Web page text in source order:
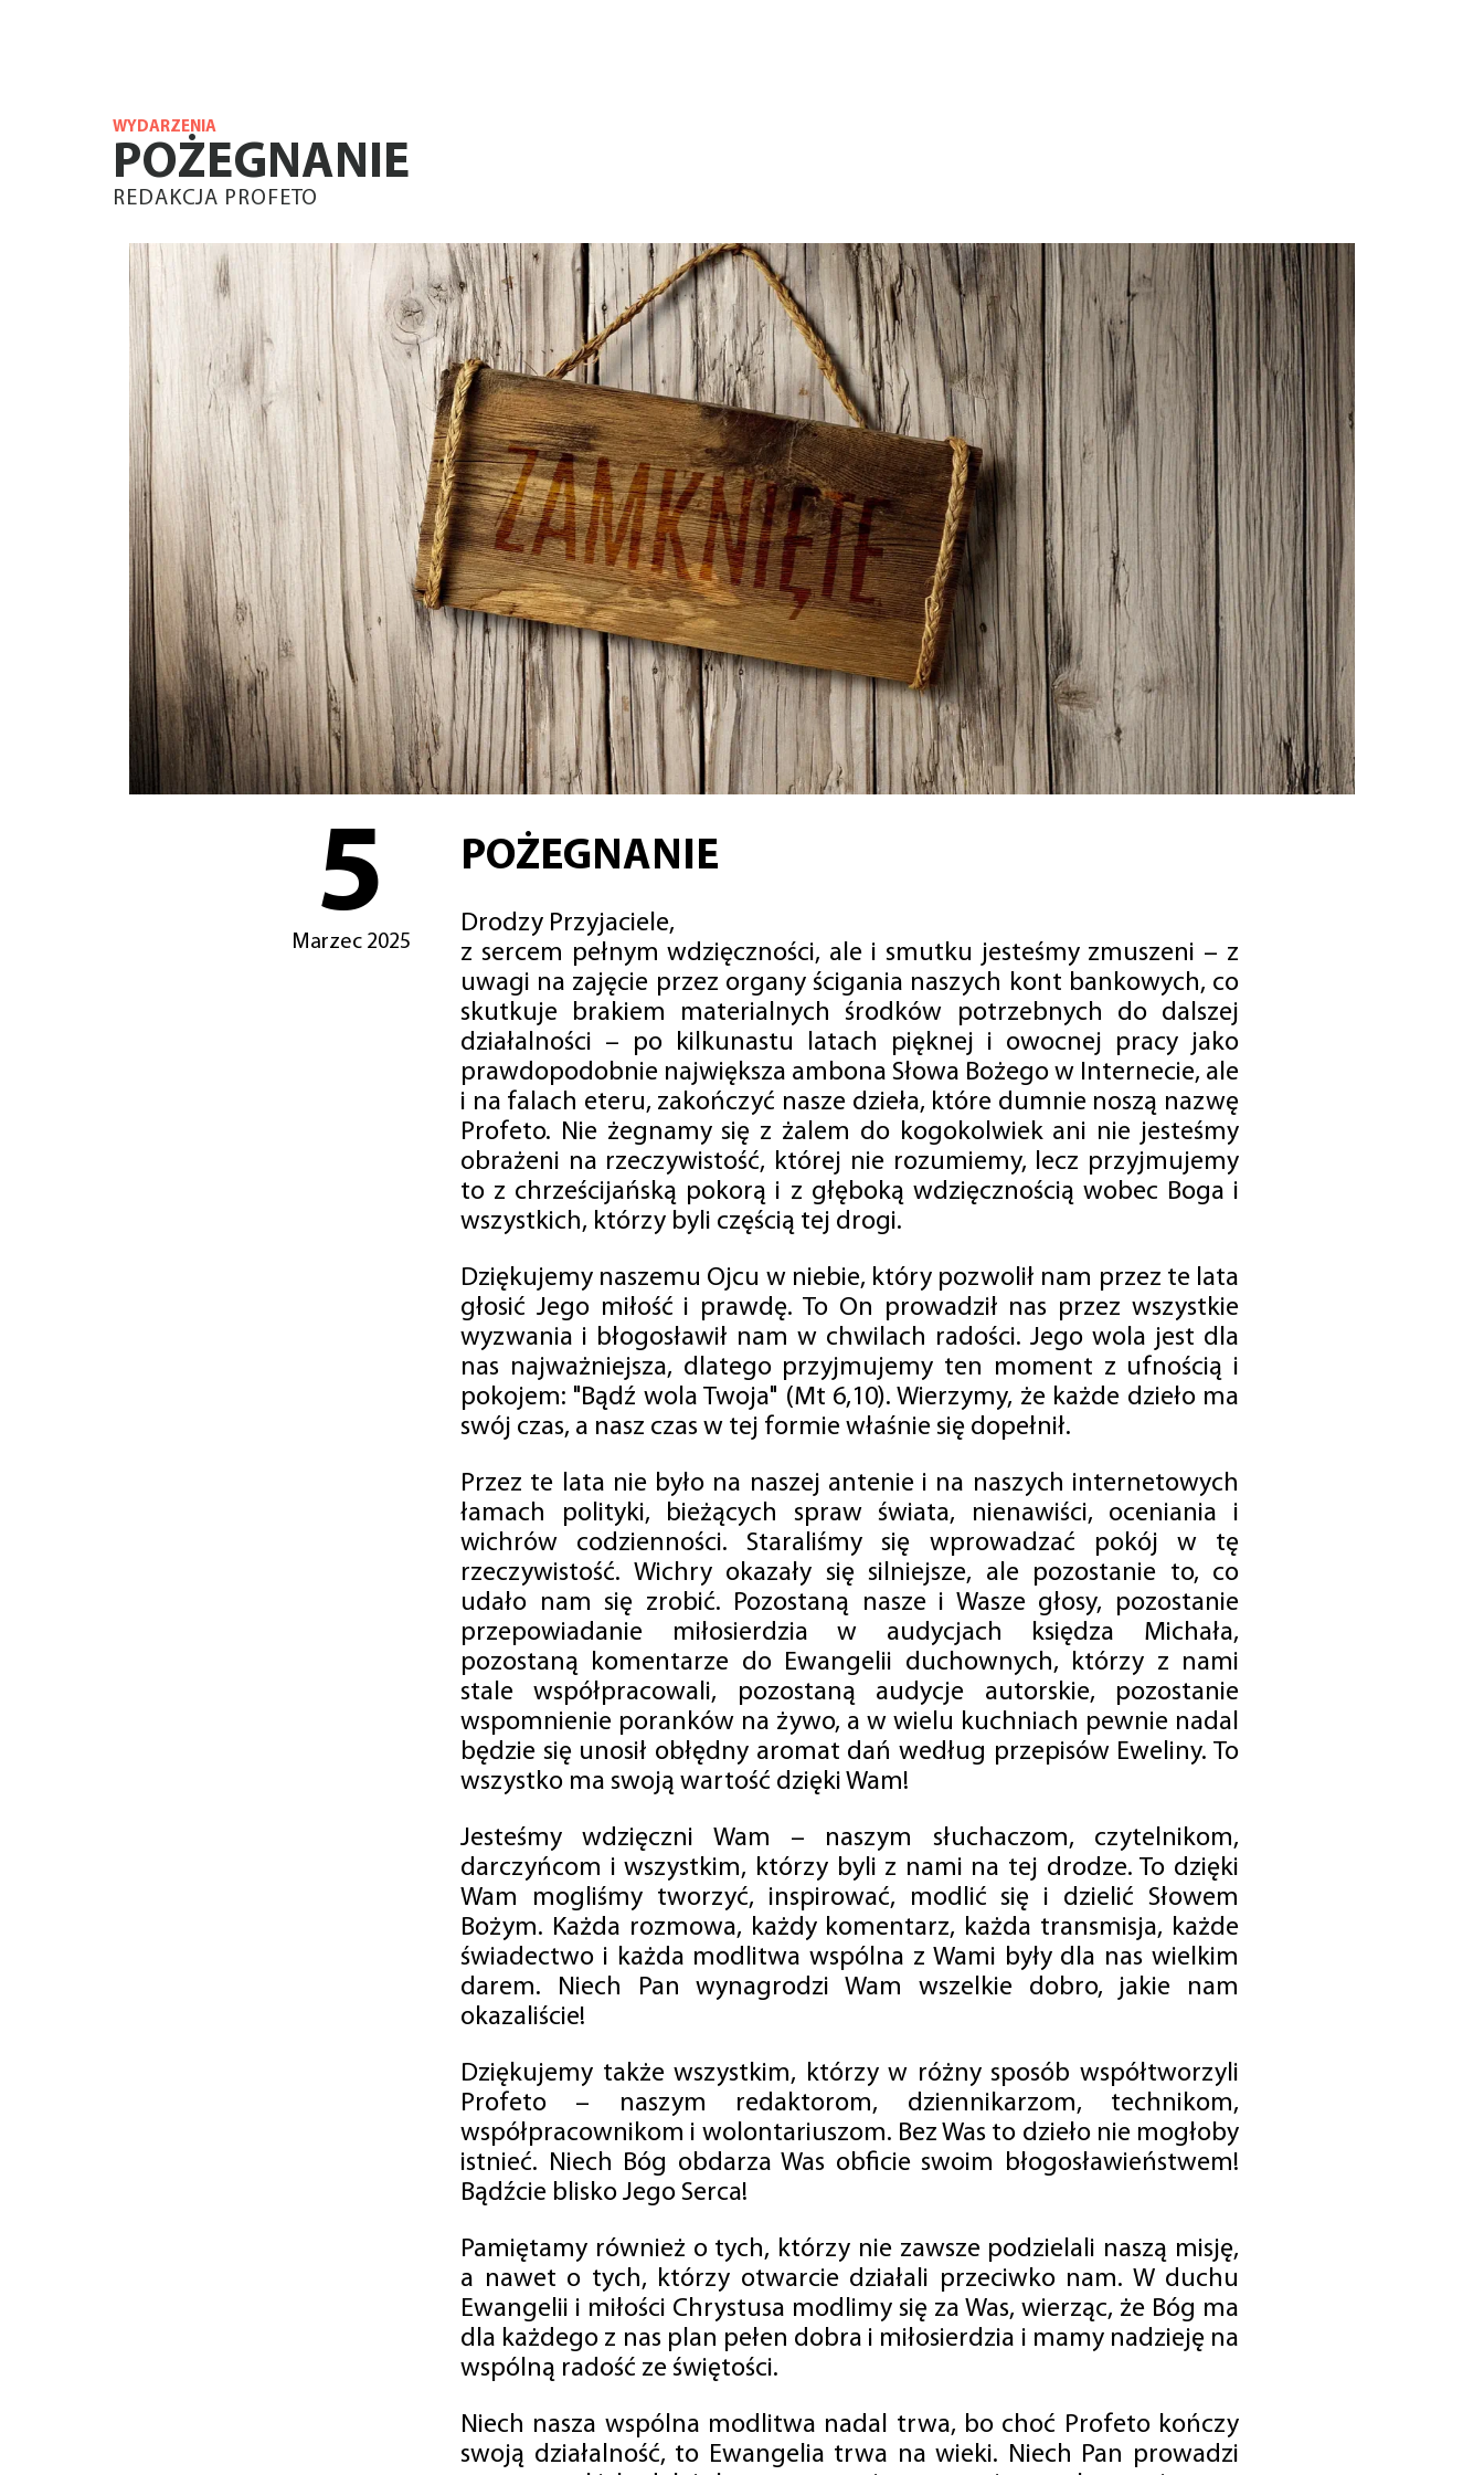
WYDARZENIA
POŻEGNANIE
REDAKCJA PROFETO
5
Marzec 2025
POŻEGNANIE
Drodzy Przyjaciele,
z sercem pełnym wdzięczności, ale i smutku jesteśmy zmuszeni – z
uwagi na zajęcie przez organy ścigania naszych kont bankowych, co
skutkuje brakiem materialnych środków potrzebnych do dalszej
działalności – po kilkunastu latach pięknej i owocnej pracy jako
prawdopodobnie największa ambona Słowa Bożego w Internecie, ale
i na falach eteru, zakończyć nasze dzieła, które dumnie noszą nazwę
Profeto. Nie żegnamy się z żalem do kogokolwiek ani nie jesteśmy
obrażeni na rzeczywistość, której nie rozumiemy, lecz przyjmujemy
to z chrześcijańską pokorą i z głęboką wdzięcznością wobec Boga i
wszystkich, którzy byli częścią tej drogi.
Dziękujemy naszemu Ojcu w niebie, który pozwolił nam przez te lata
głosić Jego miłość i prawdę. To On prowadził nas przez wszystkie
wyzwania i błogosławił nam w chwilach radości. Jego wola jest dla
nas najważniejsza, dlatego przyjmujemy ten moment z ufnością i
pokojem: "Bądź wola Twoja" (Mt 6,10). Wierzymy, że każde dzieło ma
swój czas, a nasz czas w tej formie właśnie się dopełnił.
Przez te lata nie było na naszej antenie i na naszych internetowych
łamach polityki, bieżących spraw świata, nienawiści, oceniania i
wichrów codzienności. Staraliśmy się wprowadzać pokój w tę
rzeczywistość. Wichry okazały się silniejsze, ale pozostanie to, co
udało nam się zrobić. Pozostaną nasze i Wasze głosy, pozostanie
przepowiadanie miłosierdzia w audycjach księdza Michała,
pozostaną komentarze do Ewangelii duchownych, którzy z nami
stale współpracowali, pozostaną audycje autorskie, pozostanie
wspomnienie poranków na żywo, a w wielu kuchniach pewnie nadal
będzie się unosił obłędny aromat dań według przepisów Eweliny. To
wszystko ma swoją wartość dzięki Wam!
Jesteśmy wdzięczni Wam – naszym słuchaczom, czytelnikom,
darczyńcom i wszystkim, którzy byli z nami na tej drodze. To dzięki
Wam mogliśmy tworzyć, inspirować, modlić się i dzielić Słowem
Bożym. Każda rozmowa, każdy komentarz, każda transmisja, każde
świadectwo i każda modlitwa wspólna z Wami były dla nas wielkim
darem. Niech Pan wynagrodzi Wam wszelkie dobro, jakie nam
okazaliście!
Dziękujemy także wszystkim, którzy w różny sposób współtworzyli
Profeto – naszym redaktorom, dziennikarzom, technikom,
współpracownikom i wolontariuszom. Bez Was to dzieło nie mogłoby
istnieć. Niech Bóg obdarza Was obficie swoim błogosławieństwem!
Bądźcie blisko Jego Serca!
Pamiętamy również o tych, którzy nie zawsze podzielali naszą misję,
a nawet o tych, którzy otwarcie działali przeciwko nam. W duchu
Ewangelii i miłości Chrystusa modlimy się za Was, wierząc, że Bóg ma
dla każdego z nas plan pełen dobra i miłosierdzia i mamy nadzieję na
wspólną radość ze świętości.
Niech nasza wspólna modlitwa nadal trwa, bo choć Profeto kończy
swoją działalność, to Ewangelia trwa na wieki. Niech Pan prowadzi